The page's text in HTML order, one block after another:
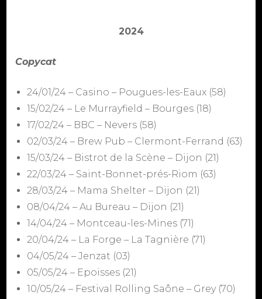
2024
Copycat
24/01/24 – Casino – Pougues-les-Eaux (58)
15/02/24 – Le Murrayfield – Bourges (18)
17/02/24 – BBC – Nevers (58)
02/03/24 – Brew Pub – Clermont-Ferrand (63)
15/03/24 – Bistrot de la Scène – Dijon (21)
22/03/24 – Saint-Bonnet-prés-Riom (63)
28/03/24 – Mama Shelter – Dijon (21)
08/04/24 – Au Bureau – Dijon (21)
14/04/24 – Montceau-les-Mines (71)
20/04/24 – La Forge – La Tagnière (71)
04/05/24 – Jenzat (03)
05/05/24 – Epoisses (21)
10/05/24 – Festival Rolling Saône – Grey (70)